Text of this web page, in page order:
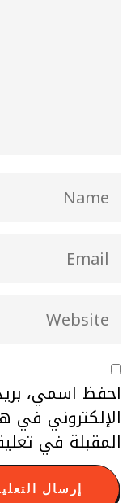
احفظ اسمي،
الإلكتروني في
المقبلة في